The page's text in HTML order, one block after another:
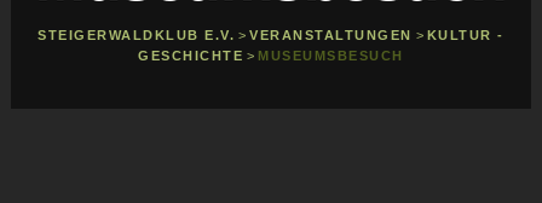
STEIGERWALDKLUB E.V. >VERANSTALTUNGEN > KULTUR -
GESCHICHTE > MUSEUMSBESUCH